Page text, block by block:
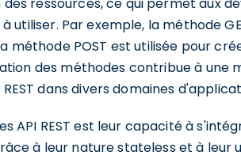
utiliser. Par exemple, la méthode
méthode POST est utilisée pour
des méthodes contribue à une
dans divers domaines
API REST est leur capacité à
à leur nature stateless et à leur